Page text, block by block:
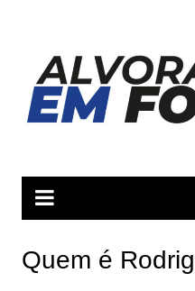
conteúdo
Quem é